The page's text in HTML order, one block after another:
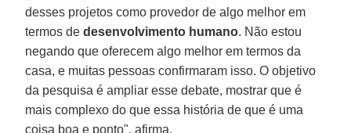
desses projetos como provedor de algo melhor em
termos dedesenvolvimento humano. Não estou
negando que oferecem algo melhor em termos da
casa, e muitas pessoas confirmaram isso. O objetivo
da pesquisa é ampliar esse debate, mostrar que é
mais complexo do que essa história de que é uma
coisa boa e ponto", afirma.